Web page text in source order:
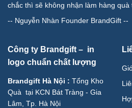
chắc thì sẽ không nhận làm hàng quà
-- Nguyễn Nhàn Founder BrandGift --
Công ty Brandgift – in
logo chuẩn chất lượng
Brandgift Hà Nội : Tổng Kho
Quà tại KCN Bát Tràng - Gia
Lâm, Tp. Hà Nội